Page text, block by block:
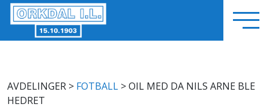
AVDELINGER > FOTBALL > OIL MED DA NILS ARNE BLE
HEDRET